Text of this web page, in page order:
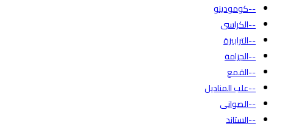
--كومودينو
--الكراسى
--الترابيزة
--الجزامة
--القمع
--علب المناديل
--الصوانى
--الستاند